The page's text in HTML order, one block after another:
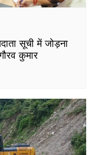
सूची में जोड़ना
कुमार